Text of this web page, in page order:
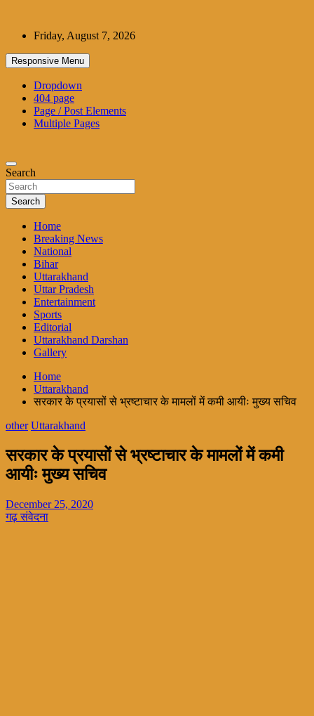
contentFriday, August 7, 2026
Responsive Menu
Dropdown
404 page
Page / Post Elements
Multiple Pages
Search
Search
Home
Breaking News
National
Bihar
Uttarakhand
Uttar Pradesh
Entertainment
Sports
Editorial
Uttarakhand Darshan
Gallery
Home
Uttarakhand
सरकार के प्रयासों से भ्रष्टाचार के मामलों में कमी आयीः मुख्य सचिव
other Uttarakhand
सरकार के प्रयासों से भ्रष्टाचार के मामलों में कमी
आयीः मुख्य सचिव
December 25, 2020
गढ़ संवेदना